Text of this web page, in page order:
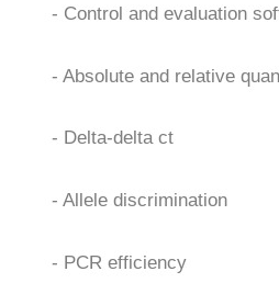
- Control and evaluation
- Absolute and relative
- Delta-delta ct
- Allele discrimination
- PCR efficiency